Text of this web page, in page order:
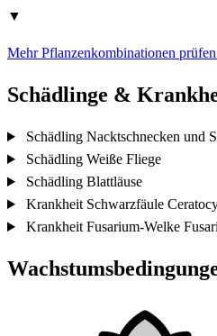
▼
Mehr Pflanzenkombinationen
Schädlinge &
Schädling Nacktschnecken und
Schädling Weiße Fliege
Schädling Blattläuse
Krankheit Schwarzfäule
Krankheit Fusarium-Welke